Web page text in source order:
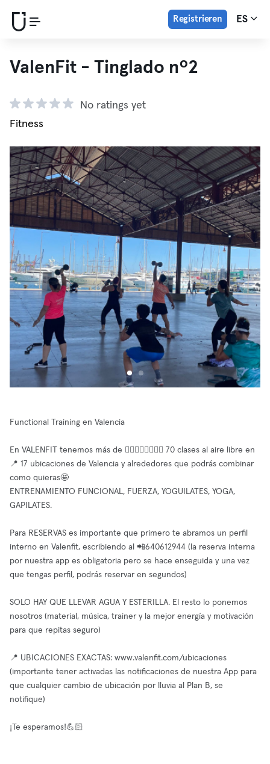
Registrieren ES
ValenFit - Tinglado nº2
No ratings yet
Fitness
Functional Training en Valencia
En VALENFIT tenemos más de 🏋🏻‍♀️🤸🏽‍♂️🧘🏼 70 clases al aire libre en
📍 17 ubicaciones de Valencia y alrededores que podrás combinar
como quieras🤩
ENTRENAMIENTO FUNCIONAL, FUERZA, YOGUILATES, YOGA,
GAPILATES.
Para RESERVAS es importante que primero te abramos un perfil
interno en Valenfit, escribiendo al 📲640612944 (la reserva interna
por nuestra app es obligatoria pero se hace enseguida y una vez
que tengas perfil, podrás reservar en segundos)
SOLO HAY QUE LLEVAR AGUA Y ESTERILLA. El resto lo ponemos
nosotros (material, música, trainer y la mejor energía y motivación
para que repitas seguro)
📍 UBICACIONES EXACTAS: www.valenfit.com/ubicaciones
(importante tener activadas las notificaciones de nuestra App para
que cualquier cambio de ubicación por lluvia al Plan B, se
notifique)
¡Te esperamos!💪🏻